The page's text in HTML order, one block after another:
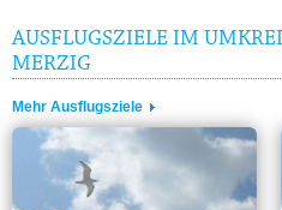
AUSFLUGSZIELE IM
MERZIG
Mehr Ausflugsziele